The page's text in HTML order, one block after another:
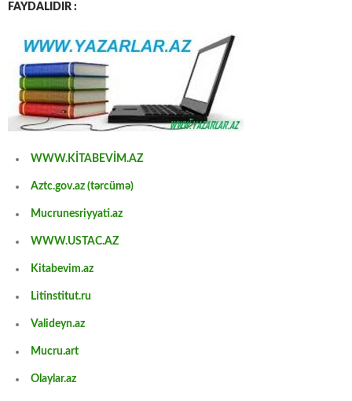
FAYDALIDIR :
WWW.KİTABEVİM.AZ
Aztc.gov.az (tərcümə)
Mucrunesriyyati.az
WWW.USTAC.AZ
Kitabevim.az
Litinstitut.ru
Valideyn.az
Mucru.art
Olaylar.az